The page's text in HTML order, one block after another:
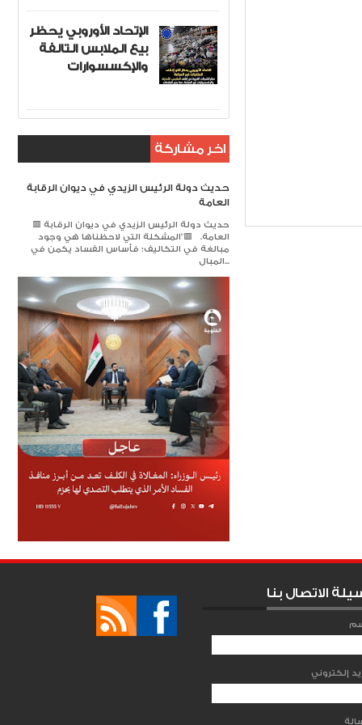
الإتحاد الأوروبي يحظر
بيع الملابس التالفة
والإكسسوارات
اخر مشاركة
حديث دولة الرئيس الزيدي في ديوان الرقابة
العامة
🟥 حديث دولة الرئيس الزيدي في ديوان الرقابة
العامة. 🟥​"المشكلة التي لاحظناها هي وجود
مبالغة في التكاليف؛ فأساس الفساد يكمن في
المبال...
الاتصال بنا